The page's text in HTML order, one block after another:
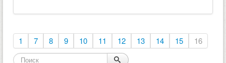
1 7 8 9 10 11 12 13 14 15 16